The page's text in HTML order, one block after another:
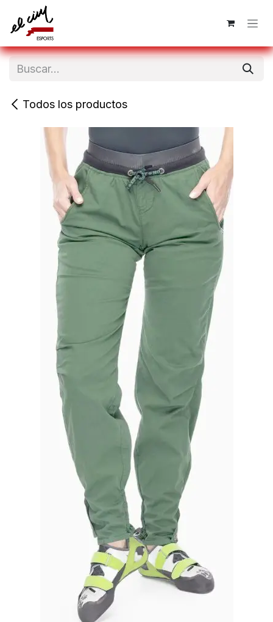
Ir al contenido
Todos los productos